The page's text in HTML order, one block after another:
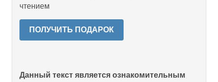
чтением
ПОЛУЧИТЬ ПОДАРОК
Данный текст является ознакомительным